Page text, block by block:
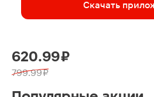
Скачать
620.99 ₽
799.99 ₽